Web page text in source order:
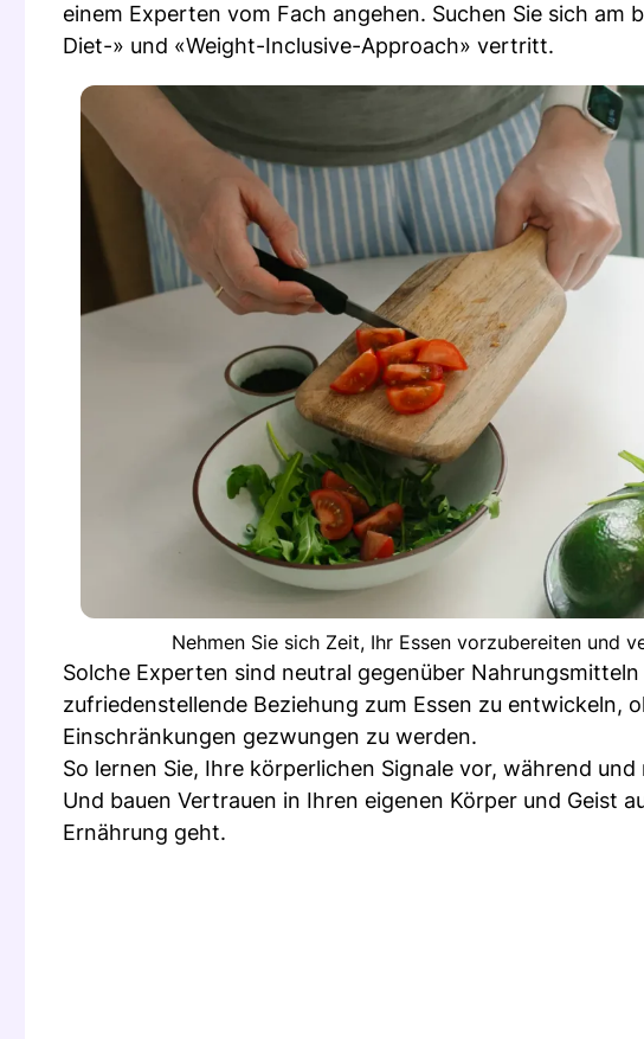
einem Experten vom Fach angehen. Suchen Sie sich
Diet-» und «Weight-Inclusive-Approach» vertritt.
Nehmen Sie sich Zeit, Ihr Essen vorzubereiten und
Solche Experten sind neutral gegenüber
zufriedenstellende Beziehung zum Essen zu entwickeln,
Einschränkungen gezwungen zu werden.
So lernen Sie, Ihre körperlichen Signale vor, während
Und bauen Vertrauen in Ihren eigenen Körper und Geist
Ernährung geht.